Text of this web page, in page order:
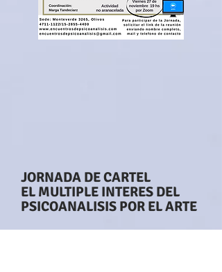
JORNADA DE CARTEL
EL MULTIPLE INTERES DEL
PSICOANALISIS POR EL ARTE
30 de